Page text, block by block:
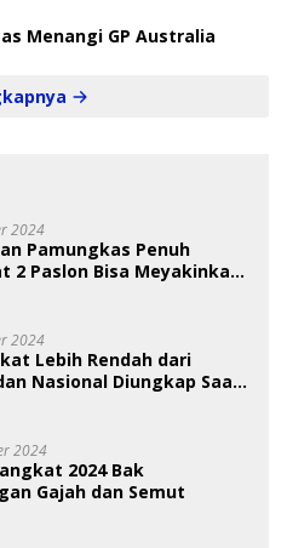
Menangi GP Australia
2024
Pamungkas Penuh
2 Paslon Bisa Meyakinkan
2024
Lebih Rendah dari
Nasional Diungkap Saat
2024
2024 Bak
Gajah dan Semut